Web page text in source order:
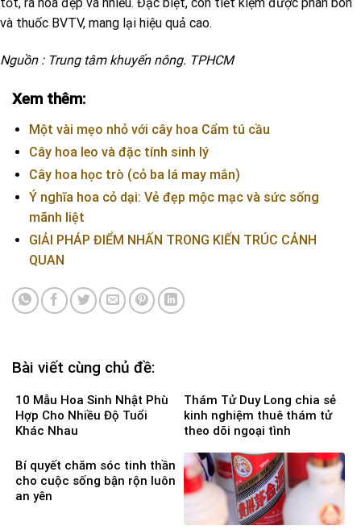
và thuốc BVTV, mang lại hiệu quả cao.
Nguồn : Trung tâm khuyến nông. TPHCM
Xem thêm:
Một vài mẹo nhỏ với cây hoa Cẩm tú cầu
Cây hoa leo và đặc tính sinh lý
Cây hoa học trò (cỏ ba lá may mắn)
Ý nghĩa hoa cỏ dại: Vẻ đẹp mộc mạc và sức sống
mãnh liệt
GIẢI PHÁP ĐIỂM NHẤN TRONG KIẾN TRÚC CẢNH
QUAN
Bài viết cùng chủ đề:
10 Mẫu Hoa Sinh Nhật Phù
Hợp Cho Nhiều Độ Tuổi
Khác Nhau
Thám Tử Duy Long chia sẻ
kinh nghiệm thuê thám tử
theo dõi ngoại tình
Bí quyết chăm sóc tinh thần
cho cuộc sống bận rộn luôn
an yên